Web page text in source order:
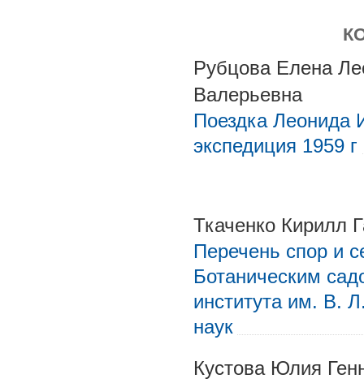
Рубцова Елена
Валерьевна
Поездка Леонида
экспедиция 1959 г
Ткаченко Кирилл
Перечень спор и
Ботаническим
института им. В.
наук
Кустова Юлия